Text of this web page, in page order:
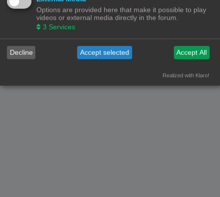
© Copyright ! - 3dprintforum.eu
Alle Rechten Voorbehouden
Privacy|Gebruikersvoorwaarden
Options are provided here that make it possible to play
videos or external media directly in the forum.
3 Services
Decline Accept selected Accept All
Realized with Klaro!